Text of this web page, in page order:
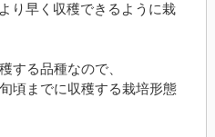
り早く収穫できるように栽
する品種なので、
頃までに収穫する栽培形態